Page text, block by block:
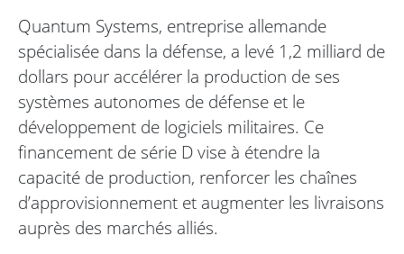
Quantum Systems, entreprise allemande
spécialisée dans la défense, a levé 1,2 milliard de
dollars pour accélérer la production de ses
systèmes autonomes de défense et le
développement de logiciels militaires. Ce
financement de série D vise à étendre la
capacité de production, renforcer les chaînes
d’approvisionnement et augmenter les livraisons
auprès des marchés alliés.